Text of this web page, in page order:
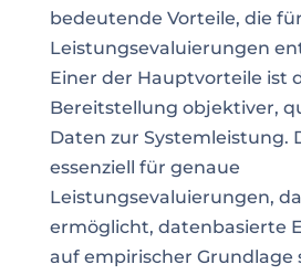
bedeutende Vorteile, die
Leistungsevaluierungen
Einer der Hauptvorteile ist
Bereitstellung objektiver,
Daten zur Systemleistung.
essenziell für genaue
Leistungsevaluierungen,
ermöglicht, datenbasierte
auf empirischer Grundlage